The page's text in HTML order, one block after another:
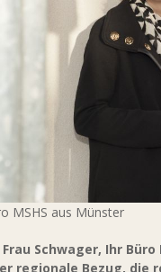
MSHS aus Münster
Frau Schwager, Ihr
regionale Bezug, die